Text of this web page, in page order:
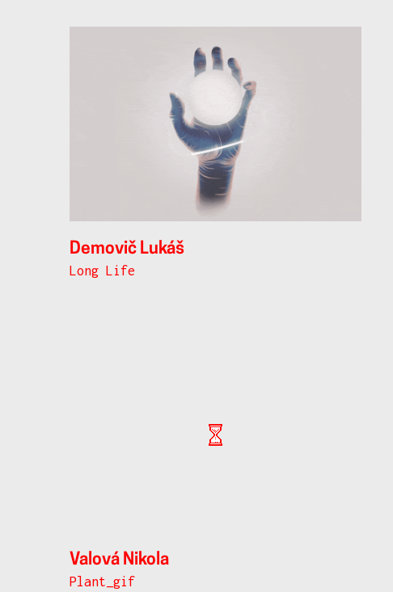
Demovič Lukáš
Long Life
Valová Nikola
Plant_gif